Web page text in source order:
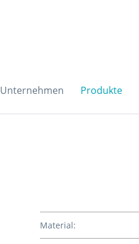
Unternehmen Produkte
Material: